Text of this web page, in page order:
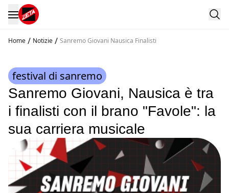
Home / Notizie / Sanremo Giovani Nausica Finalisti
festival di sanremo
Sanremo Giovani, Nausica è tra
i finalisti con il brano "Favole": la
sua carriera musicale